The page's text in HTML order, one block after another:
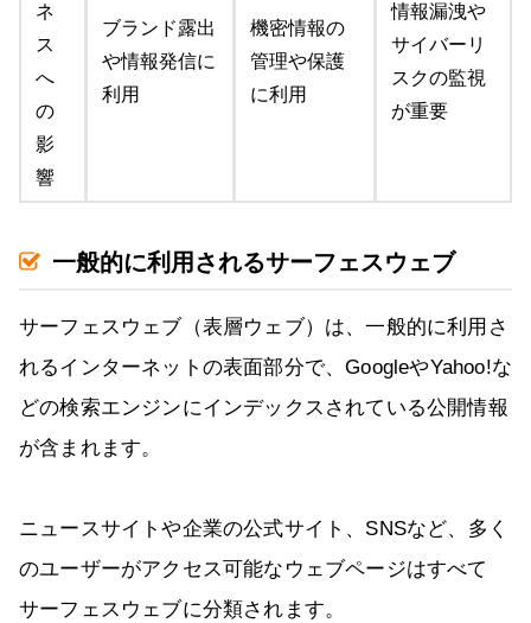
ネ
ス
へ
の
影
響
ブランド露出
や情報発信に
利用
機密情報の
管理や保護
に利用
情報漏洩や
サイバーリ
スクの監視
が重要
一般的に利用されるサーフェスウェブ
サーフェスウェブ（表層ウェブ）は、一般的に利用さ
れるインターネットの表面部分で、GoogleやYahoo!な
どの検索エンジンにインデックスされている公開情報
が含まれます。
ニュースサイトや企業の公式サイト、SNSなど、多く
のユーザーがアクセス可能なウェブページはすべて
サーフェスウェブに分類されます。